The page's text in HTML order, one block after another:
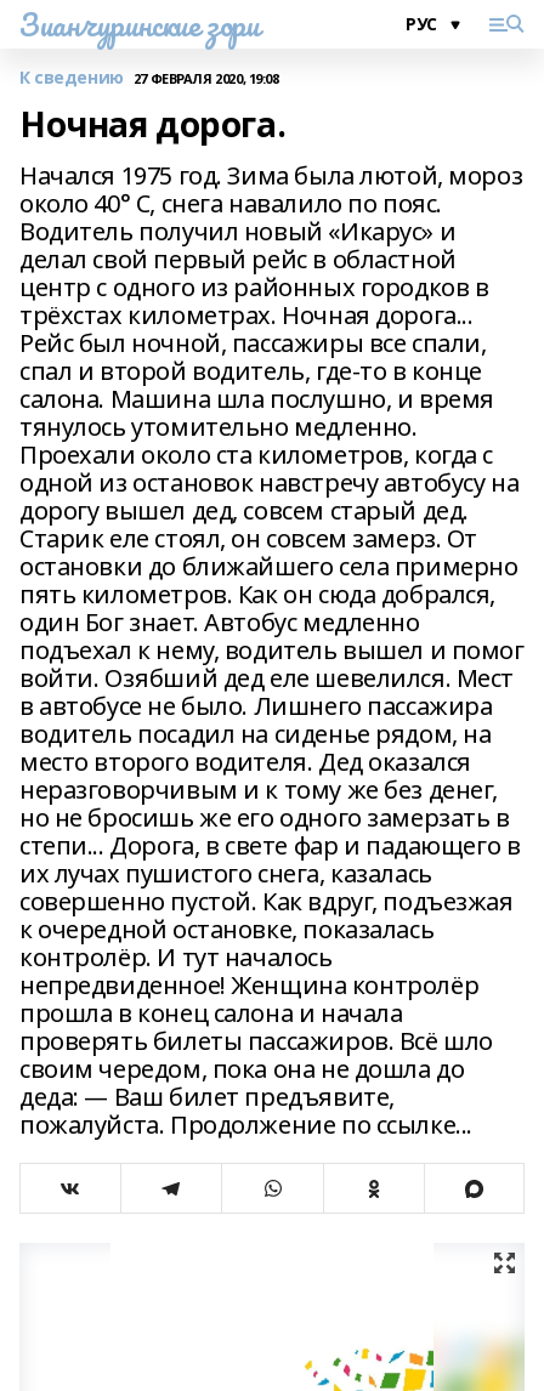
Зианчуринские зори
К сведению 27 ФЕВРАЛЯ 2020, 19:08
Ночная дорога.
Начался 1975 год. Зима была лютой, мороз
около 40° С, снега навалило по пояс.
Водитель получил новый «Икарус» и
делал свой первый рейс в областной
центр с одного из районных городков в
трёхстах километрах. Ночная дорога...
Рейс был ночной, пассажиры все спали,
спал и второй водитель, где-то в конце
салона. Машина шла послушно, и время
тянулось утомительно медленно.
Проехали около ста километров, когда с
одной из остановок навстречу автобусу на
дорогу вышел дед, совсем старый дед.
Старик еле стоял, он совсем замерз. От
остановки до ближайшего села примерно
пять километров. Как он сюда добрался,
один Бог знает. Автобус медленно
подъехал к нему, водитель вышел и помог
войти. Озябший дед еле шевелился. Мест
в автобусе не было. Лишнего пассажира
водитель посадил на сиденье рядом, на
место второго водителя. Дед оказался
неразговорчивым и к тому же без денег,
но не бросишь же его одного замерзать в
степи... Дорога, в свете фар и падающего в
их лучах пушистого снега, казалась
совершенно пустой. Как вдруг, подъезжая
к очередной остановке, показалась
контролёр. И тут началось
непредвиденное! Женщина контролёр
прошла в конец салона и начала
проверять билеты пассажиров. Всё шло
своим чередом, пока она не дошла до
деда: — Ваш билет предъявите,
пожалуйста. Продолжение по ссылке...